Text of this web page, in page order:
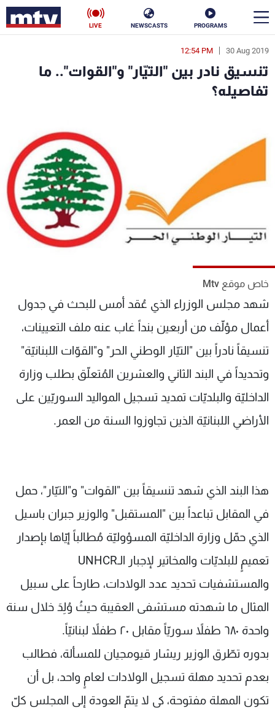
PROGRAMS
NEWSCASTS
LIVE
30 Aug 2019
12:54 PM
تنسيق نادر بين "التيّار" و"القوات".. ما
تفاصيله؟
خاص موقع Mtv
شهد مجلس الوزراء الذي عُقد أمس للبحث في جدول
أعمال مؤلّف من أربعين بنداً غاب عنه ملف التعيينات،
تنسيقاً نادراً بين "التيّار الوطني الحر" و"القوّات اللبنانيّة"
وتحديداً في البند الثاني والعشرين المُتعلّق بطلب وزارة
الداخليّة والبلديّات تمديد تسجيل المواليد السوريّين على
الأراضي اللبنانيّة الذين تجاوزوا السنة من العمر.
هذا البند الذي شهد تنسيقاً بين "القوات" و"التيّار"، حمل
في المقابل تباعداً بين "المستقبل" والوزير جبران باسيل
الذي حمّل وزارة الداخليّة المسؤوليّة مُطالباً إيّاها بإصدار
تعميمٍ للبلديّات والمخاتير لإجبار الـUNHCR
والمستشفيات تحديد عدد الولادات، طارحاً على سبيل
المثال ما شهدته مستشفى العقيبة حيثُ وُلِدَ خلال سنة
واحدة ٦٨٠ طفلاً سوريّاً مقابل ٢٠ طفلاً لبنانيّاً.
بدوره تطّرق الوزير ريشار قيومجيان للمسألة، فطالب
بعدم تحديد مهلة تسجيل الولادات لعامٍ واحد، بل أن
تكون المهلة مفتوحة، كي لا يتمّ العودة إلى المجلس كلّ
en
الأخبار
إقتصاد
رياضة
كأس العالم
جدول البرامج
شاهد البرامج
الترددات
عن MTV
الإنـتـاج
لاعلاناتكم
وظائف
تواصل معنا
شروط الإسـتخدام
سياسة الخصوصية